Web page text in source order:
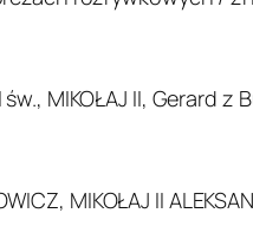
św., MIKOŁAJ II, Gerard
MIKOŁAJ II